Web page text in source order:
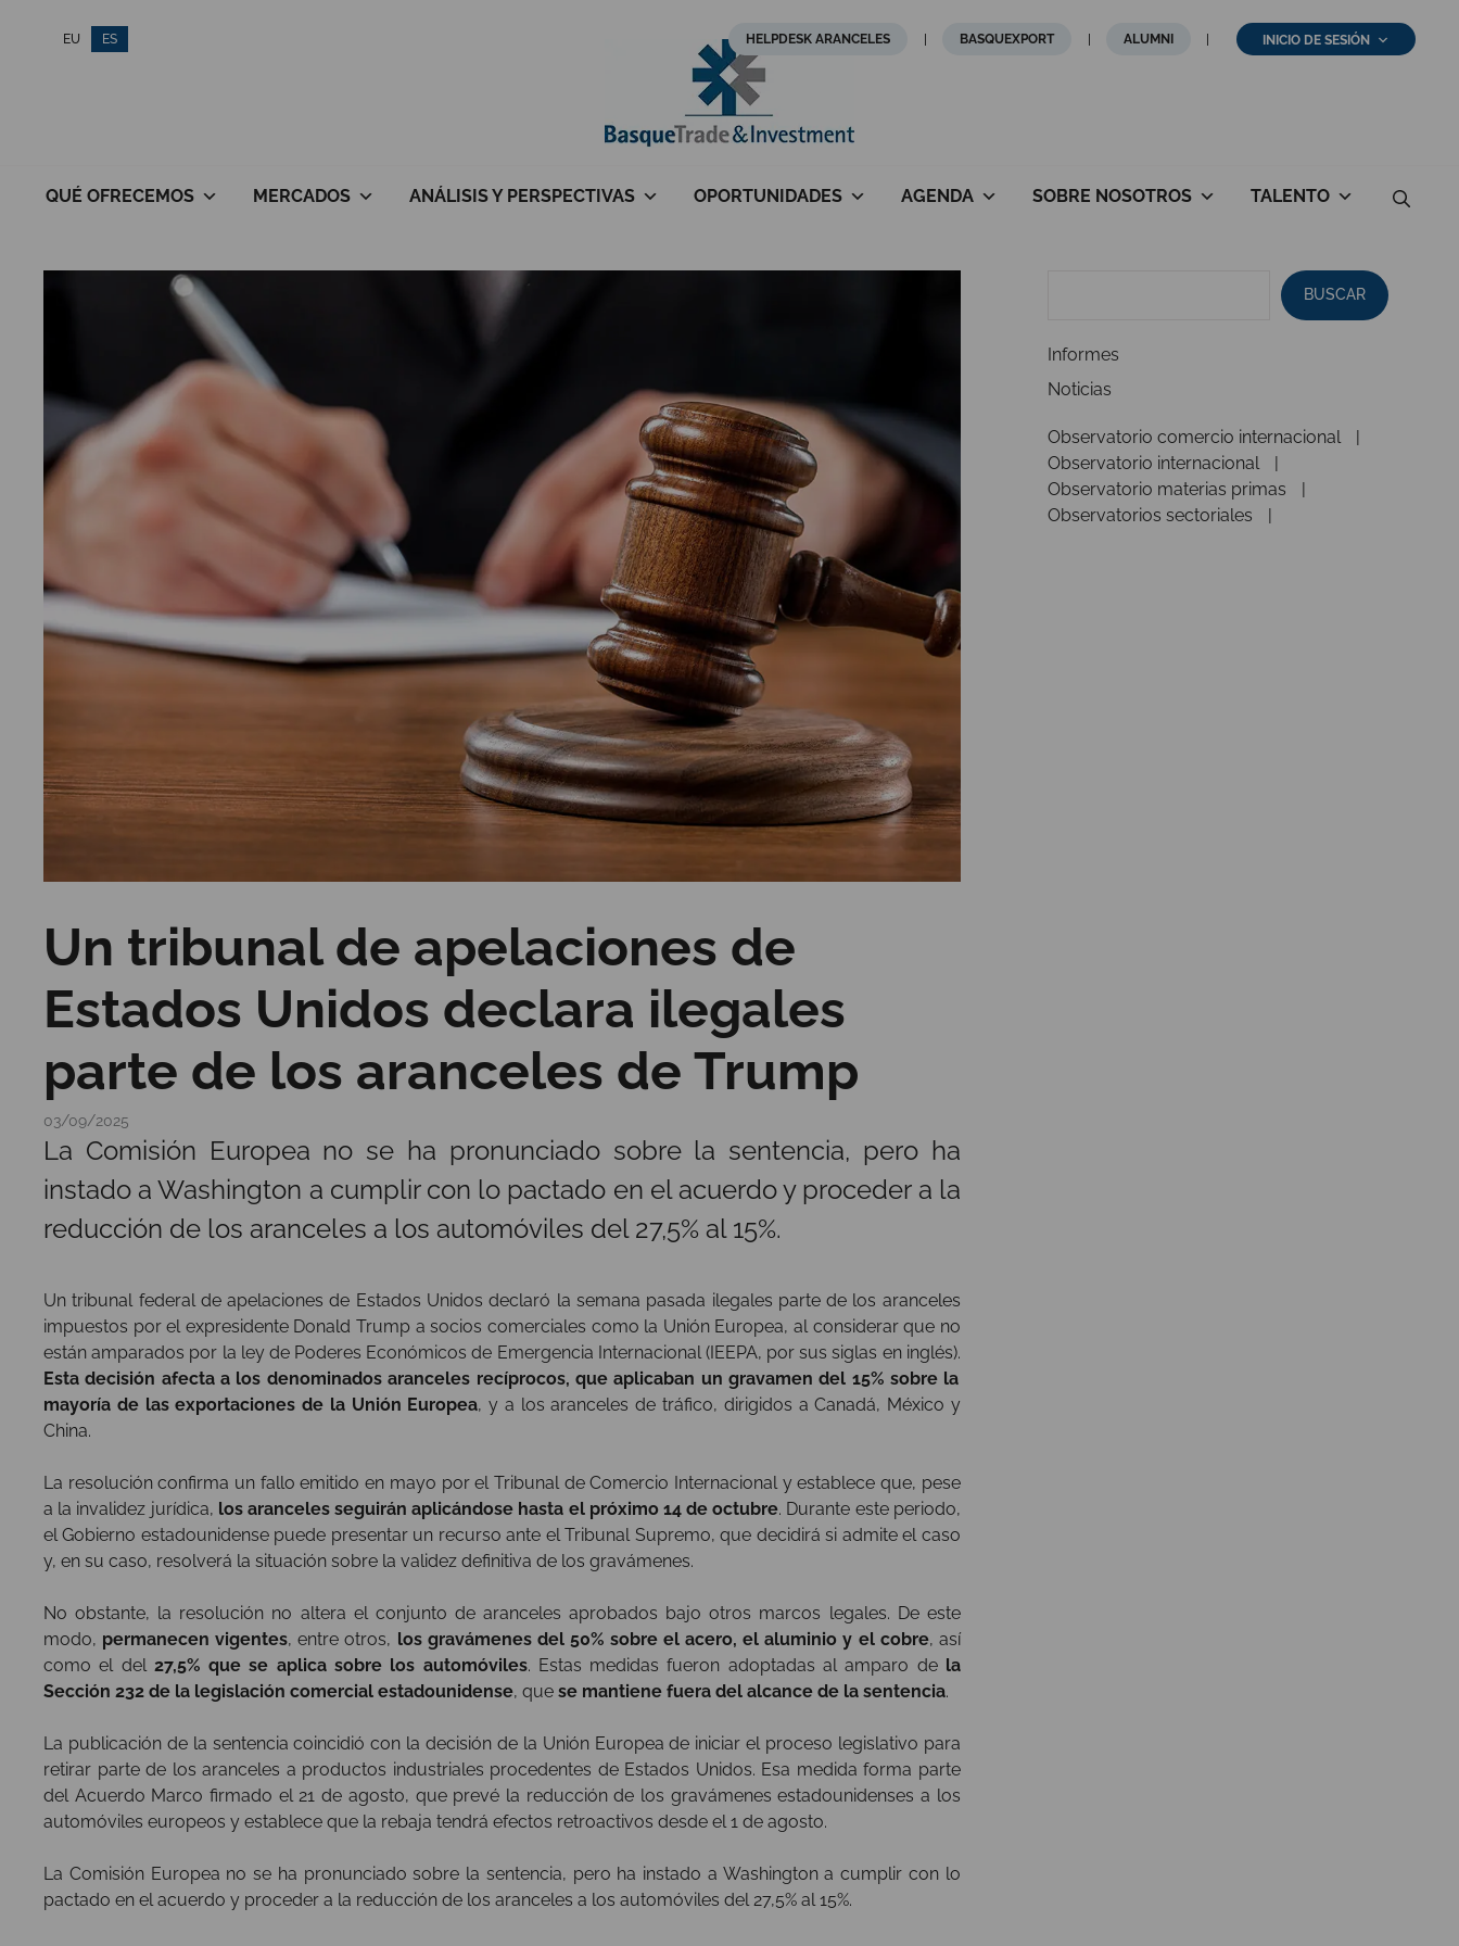
EU ES HELPDESK ARANCELES BASQUEXPORT ALUMNI INICIO DE SESIÓN
QUÉ OFRECEMOS MERCADOS ANÁLISIS Y PERSPECTIVAS OPORTUNIDADES AGENDA SOBRE NOSOTROS TALENTO
Un tribunal de apelaciones de
Estados Unidos declara ilegales
parte de los aranceles de Trump
03/09/2025
La Comisión Europea no se ha pronunciado sobre la sentencia, pero ha
instado a Washington a cumplir con lo pactado en el acuerdo y proceder a la
reducción de los aranceles a los automóviles del 27,5% al 15%.
Un tribunal federal de apelaciones de Estados Unidos declaró la semana pasada ilegales parte de los aranceles
impuestos por el expresidente Donald Trump a socios comerciales como la Unión Europea, al considerar que no
están amparados por la ley de Poderes Económicos de Emergencia Internacional (IEEPA, por sus siglas en inglés).
Esta decisión afecta a los denominados aranceles recíprocos, que aplicaban un gravamen del 15% sobre la
mayoría de las exportaciones de la Unión Europea, y a los aranceles de tráfico, dirigidos a Canadá, México y
China.
La resolución confirma un fallo emitido en mayo por el Tribunal de Comercio Internacional y establece que, pese
a la invalidez jurídica, los aranceles seguirán aplicándose hasta el próximo 14 de octubre. Durante este periodo,
el Gobierno estadounidense puede presentar un recurso ante el Tribunal Supremo, que decidirá si admite el caso
y, en su caso, resolverá la situación sobre la validez definitiva de los gravámenes.
No obstante, la resolución no altera el conjunto de aranceles aprobados bajo otros marcos legales. De este
modo, permanecen vigentes, entre otros, los gravámenes del 50% sobre el acero, el aluminio y el cobre, así
como el del 27,5% que se aplica sobre los automóviles. Estas medidas fueron adoptadas al amparo dela
Sección 232 de la legislación comercial estadounidense, que se mantiene fuera del alcance de la sentencia.
La publicación de la sentencia coincidió con la decisión de la Unión Europea de iniciar el proceso legislativo para
retirar parte de los aranceles a productos industriales procedentes de Estados Unidos. Esa medida forma parte
del Acuerdo Marco firmado el 21 de agosto, que prevé la reducción de los gravámenes estadounidenses a los
automóviles europeos y establece que la rebaja tendrá efectos retroactivos desde el 1 de agosto.
La Comisión Europea no se ha pronunciado sobre la sentencia, pero ha instado a Washington a cumplir con lo
pactado en el acuerdo y proceder a la reducción de los aranceles a los automóviles del 27,5% al 15%.
BUSCAR
Informes
Noticias
Observatorio comercio internacional
Observatorio internacional
Observatorio materias primas
Observatorios sectoriales